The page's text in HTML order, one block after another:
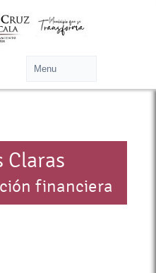
Claras
financiera